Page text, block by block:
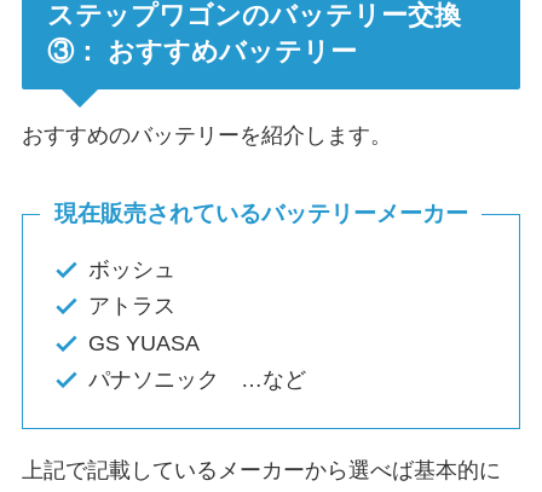
ステップワゴンのバッテリー交換
③： おすすめバッテリー
おすすめのバッテリーを紹介します。
現在販売されているバッテリーメーカー
ボッシュ
アトラス
GS YUASA
パナソニック …など
上記で記載しているメーカーから選べば基本的に